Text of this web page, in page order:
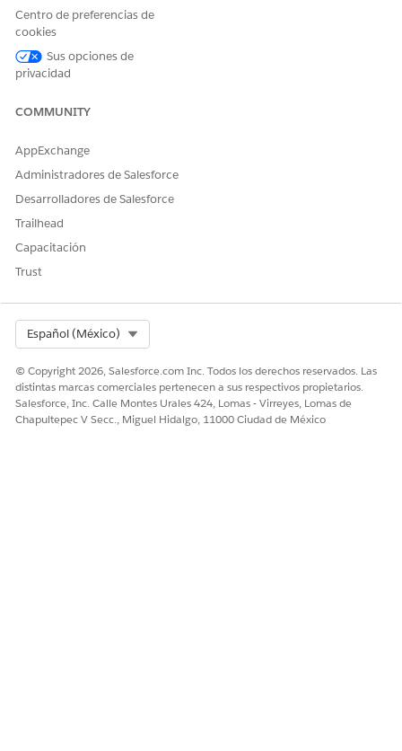
Haga clic en
Activar versión
¡Háganos saber cómo podemos mejorar!
Centro de preferencias de
cookies
Sus opciones de
privacidad
COMMUNITY
AppExchange
Administradores de Salesforce
Desarrolladores de Salesforce
Trailhead
Capacitación
Trust
Español (México)
© Copyright 2026, Salesforce.com Inc. Todos los derechos reservados. Las
distintas marcas comerciales pertenecen a sus respectivos propietarios.
Salesforce, Inc. Calle Montes Urales 424, Lomas - Virreyes, Lomas de
Chapultepec V Secc., Miguel Hidalgo, 11000 Ciudad de México